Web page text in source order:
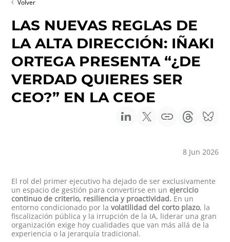
Volver
LAS NUEVAS REGLAS DE
LA ALTA DIRECCIÓN: IÑAKI
ORTEGA PRESENTA “¿DE
VERDAD QUIERES SER
CEO?” EN LA CEOE
8 Jun 2026
El rol del primer ejecutivo ha dejado de ser exclusivamente
un espacio de gestión para convertirse en unejercicio
continuo de criterio, resiliencia y proactividad. En un
entorno condicionado por lavolatilidad del corto plazo, la
fiscalización pública y la irrupción de la IA, liderar una gran
organización exige hoy cualidades que van más allá de la
experiencia o la jerarquía tradicional.